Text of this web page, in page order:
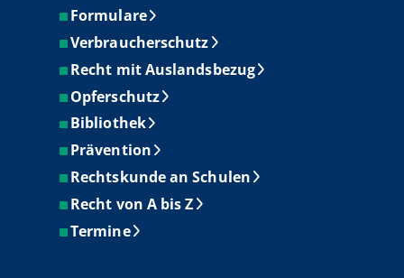
Formulare
Verbraucherschutz
Recht mit Auslandsbezug
Opferschutz
Bibliothek
Prävention
Rechtskunde an Schulen
Recht von A bis Z
Termine